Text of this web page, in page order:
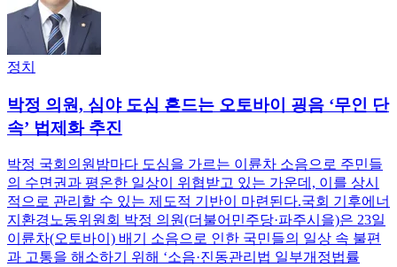
정치
박정 의원, 심야 도심 흔드는 오토바이 굉음 ‘무인 단
속’ 법제화 추진
박정 국회의원밤마다 도심을 가르는 이륜차 소음으로 주민들
의 수면권과 평온한 일상이 위협받고 있는 가운데, 이를 상시
적으로 관리할 수 있는 제도적 기반이 마련된다.국회 기후에너
지환경노동위원회 박정 의원(더불어민주당·파주시을)은 23일
이륜차(오토바이) 배기 소음으로 인한 국민들의 일상 속 불편
과 고통을 해소하기 위해 ‘소음·진동관리법 일부개정법률